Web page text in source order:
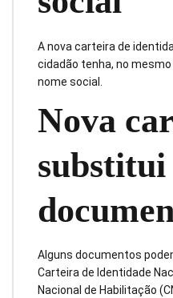
A nova carteira de
cidadão tenha, no
nome social.
Nova
Alguns documentos
Carteira de Identidade
Nacional de Habilitação